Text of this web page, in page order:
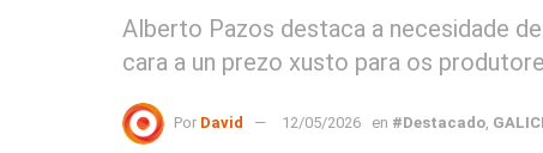
Alberto Pazos destaca a necesidade
cara a un prezo xusto para os
Por David 12/05/2026 en #Destacado